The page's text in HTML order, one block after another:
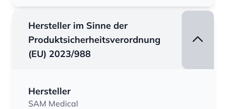
Hersteller im Sinne der
Produktsicherheitsverordnung
(EU) 2023/988
Hersteller
SAM Medical